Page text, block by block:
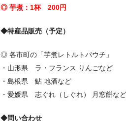
◎ 芋煮：1杯 200円
◆特産品販売（予定）
◎ 各市町の「芋煮レトルトパウチ」
・山形県 ラ・フランス りんごなど
・島根県 鮎 地酒など
・愛媛県 志ぐれ（しぐれ） 月窓餅など
◆問い合わせ